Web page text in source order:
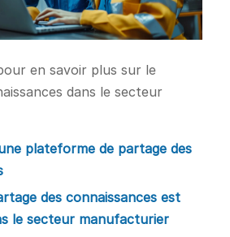
en savoir plus sur le
dans le secteur
plateforme de partage des
des connaissances est
le secteur manufacturier